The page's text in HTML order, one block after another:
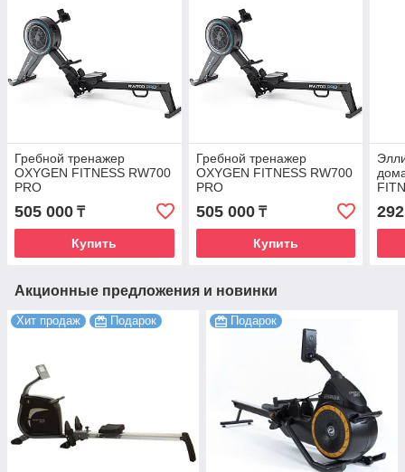
Гребной тренажер
OXYGEN FITNESS RW700
PRO
505 000 ₸
Купить
Гребной тренажер
OXYGEN FITNESS RW700
PRO
505 000₸
Купить
Акционные предложения и новинки
Хит продаж Подарок Подарок